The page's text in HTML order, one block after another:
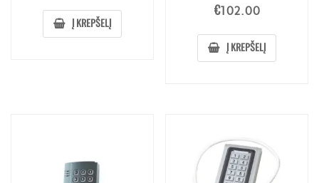
Į KREPŠELĮ
€102.00
Į KREPŠELĮ